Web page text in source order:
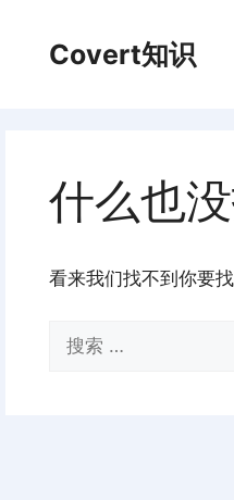
Covert知识
什么也
看来我们找不到你要
索：